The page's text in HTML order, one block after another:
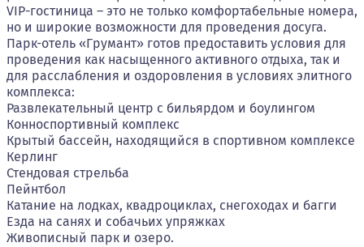
VIP-гостиница – это не только комфортабельные номера,
но и широкие возможности для проведения досуга.
Парк-отель «Грумант» готов предоставить условия для
проведения как насыщенного активного отдыха, так и
для расслабления и оздоровления в условиях элитного
комплекса:
Развлекательный центр с бильярдом и боулингом
Конноспортивный комплекс
Крытый бассейн, находящийся в спортивном комплексе
Керлинг
Стендовая стрельба
Пейнтбол
Катание на лодках, квадроциклах, снегоходах и багги
Езда на санях и собачьих упряжках
Живописный парк и озеро.